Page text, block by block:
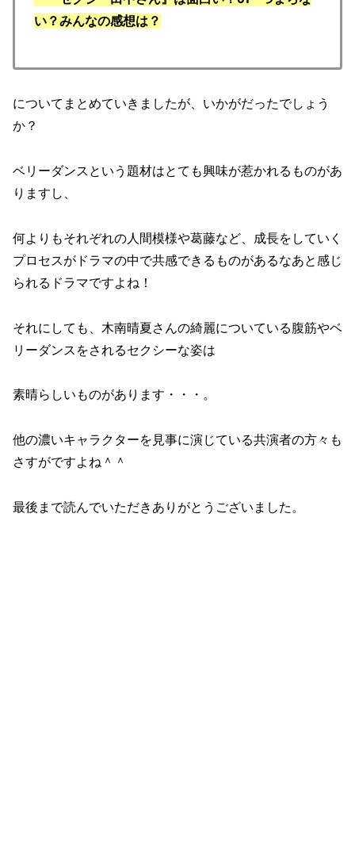
い？みんなの感想は？
についてまとめていきましたが、いかがだったでしょう
か？
ベリーダンスという題材はとても興味が惹かれるものがあ
りますし、
何よりもそれぞれの人間模様や葛藤など、成長をしていく
プロセスがドラマの中で共感できるものがあるなあと感じ
られるドラマですよね！
それにしても、木南晴夏さんの綺麗についている腹筋やベ
リーダンスをされるセクシーな姿は
素晴らしいものがあります・・・。
他の濃いキャラクターを見事に演じている共演者の方々も
さすがですよね＾＾
最後まで読んでいただきありがとうございました。